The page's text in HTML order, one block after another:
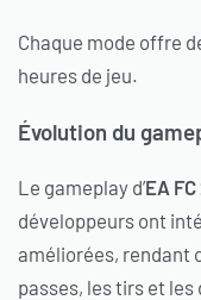
Chaque mode offre
heures de jeu.
Évolution du
Le gameplay d’EA FC
développeurs ont
améliorées, rendant
passes, les tirs et